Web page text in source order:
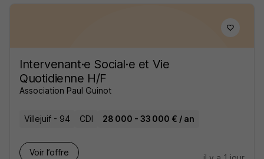
Intervenant·e Social·e et Vie
Quotidienne H/F
Association Paul Guinot
Villejuif - 94 CDI 28 000 - 33 000 € / an
Voir l’offre